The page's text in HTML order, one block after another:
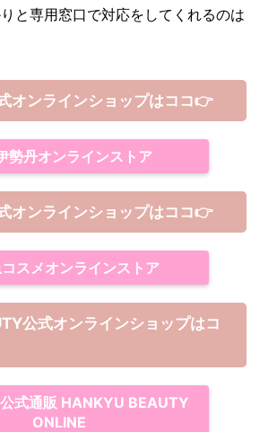
と専用窓口で対応をしてくれるのは
オンラインショップはココ👉
勢丹オンラインストア
オンラインショップはココ👉
スメオンラインストア
公式オンラインショップはコ
式通販 HANKYU BEAUTY
ONLINE